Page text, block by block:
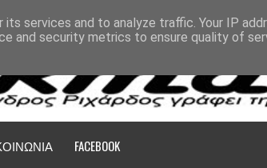
FACEBOOK
services and to analyze traffic. Your IP
and security metrics to ensure quality of